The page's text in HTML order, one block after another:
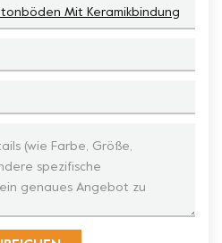
Mit Keramikbindung